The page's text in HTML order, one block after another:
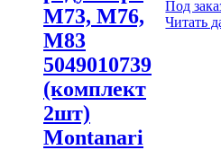
М73, М76,
М83
5049010739
(комплект
2шт)
Montanari
Под
Читать